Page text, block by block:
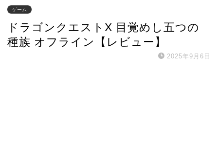
ゲーム
ドラゴンクエストX 目覚めし五つの
種族 オフライン【レビュー】
2025年9月6日